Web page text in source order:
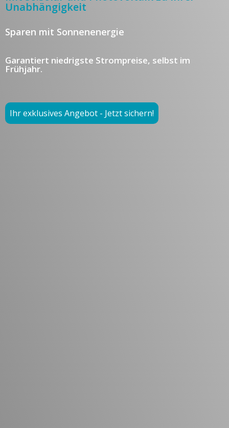
Unabhängigkeit
Sparen mit Sonnenenergie
Garantiert niedrigste Strompreise, selbst im
Frühjahr.
Ihr exklusives Angebot - Jetzt sichern!